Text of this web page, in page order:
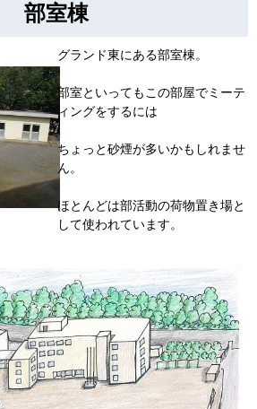
部室棟
グランド東にある部室棟。
部室といってもこの部屋でミーテ
ィングをするには
ちょっと砂煙が多いかもしれませ
ん。
ほとんどは部活動の荷物置き場と
して使われています。